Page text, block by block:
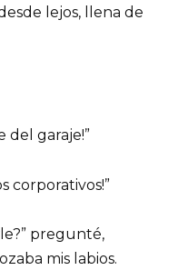
lejos, llena de
del garaje!”
corporativos!”
pregunté,
mis labios.